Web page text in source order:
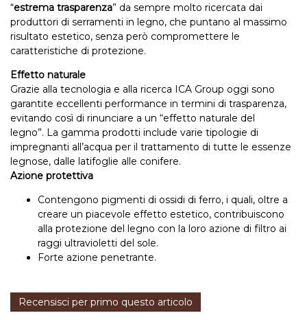
“estrema trasparenza” da sempre molto ricercata dai
produttori di serramenti in legno, che puntano al massimo
risultato estetico, senza però compromettere le
caratteristiche di protezione.
Effetto naturale
Grazie alla tecnologia e alla ricerca ICA Group oggi sono
garantite eccellenti performance in termini di trasparenza,
evitando così di rinunciare a un “effetto naturale del
legno”. La gamma prodotti include varie tipologie di
impregnanti all’acqua per il trattamento di tutte le essenze
legnose, dalle latifoglie alle conifere.
Azione protettiva
Contengono pigmenti di ossidi di ferro, i quali, oltre a
creare un piacevole effetto estetico, contribuiscono
alla protezione del legno con la loro azione di filtro ai
raggi ultravioletti del sole.
Forte azione penetrante.
Recensisci per primo questo articolo